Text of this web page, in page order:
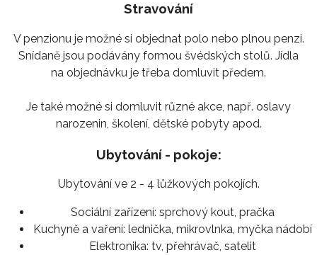
Stravování
V penzionu je možné si objednat polo nebo plnou penzi.
Snídaně jsou podávány formou švédských stolů. Jídla
na objednávku je třeba domluvit předem.
Je také možné si domluvit různé akce, např. oslavy
narozenin, školení, dětské pobyty apod.
Ubytování - pokoje:
Ubytování ve 2 - 4 lůžkových pokojích.
Sociální zařízení: sprchový kout, pračka
Kuchyně a vaření: lednička, mikrovlnka, myčka nádobí
Elektronika: tv, přehrávač, satelit